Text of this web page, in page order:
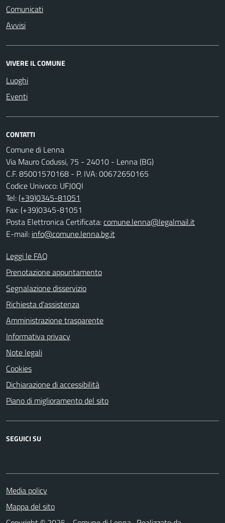
Comunicati
Avvisi
VIVERE IL COMUNE
Luoghi
Eventi
CONTATTI
Comune di Lenna
Via Mauro Codussi, 75 - 24010 - Lenna (BG)
C.F. 85001570168 - P. IVA: 00672650165
Codice Univoco: UFJ0QI
Tel:(+39)0345-81051
Fax: (+39)0345-81051
Posta Elettronica Certificata:comune.lenna@legalmail.it
E-mail: info@comune.lenna.bg.it
Leggi le FAQ
Prenotazione appuntamento
Segnalazione disservizio
Richiesta d'assistenza
Amministrazione trasparente
Informativa privacy
Note legali
Cookies
Dichiarazione di accessibilità
Piano di miglioramento del sito
SEGUICI SU
Media policy
Mappa del sito